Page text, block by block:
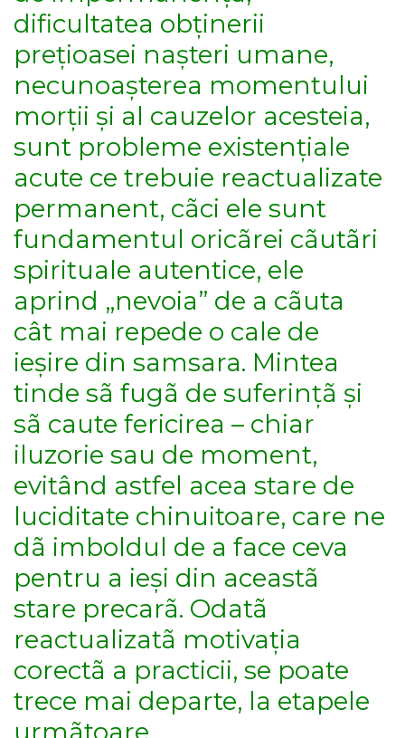
dificultatea obținerii
prețioasei nașteri umane,
necunoașterea momentului
morții și al cauzelor acesteia,
sunt probleme existențiale
acute ce trebuie reactualizate
permanent, cãci ele sunt
fundamentul oricãrei cãutãri
spirituale autentice, ele
aprind „nevoia” de a cãuta
cât mai repede o cale de
ieșire din samsara. Mintea
tinde sã fugã de suferințã și
sã caute fericirea – chiar
iluzorie sau de moment,
evitând astfel acea stare de
luciditate chinuitoare, care ne
dã imboldul de a face ceva
pentru a ieși din aceastã
stare precarã. Odatã
reactualizatã motivația
corectã a practicii, se poate
trece mai departe, la etapele
urmãtoare.